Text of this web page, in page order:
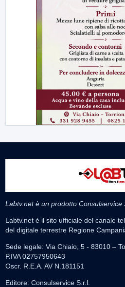
Labtv.net è un prodotto Consulservice
Labtv.net è il sito ufficiale del canale
del digitale terrestre Regione
Sede legale: Via Chiaio, 5 - 83010 –
P.IVA 02757950643
Oscr. R.E.A. AV N.181151
Editore: Consulservice S.r.l.